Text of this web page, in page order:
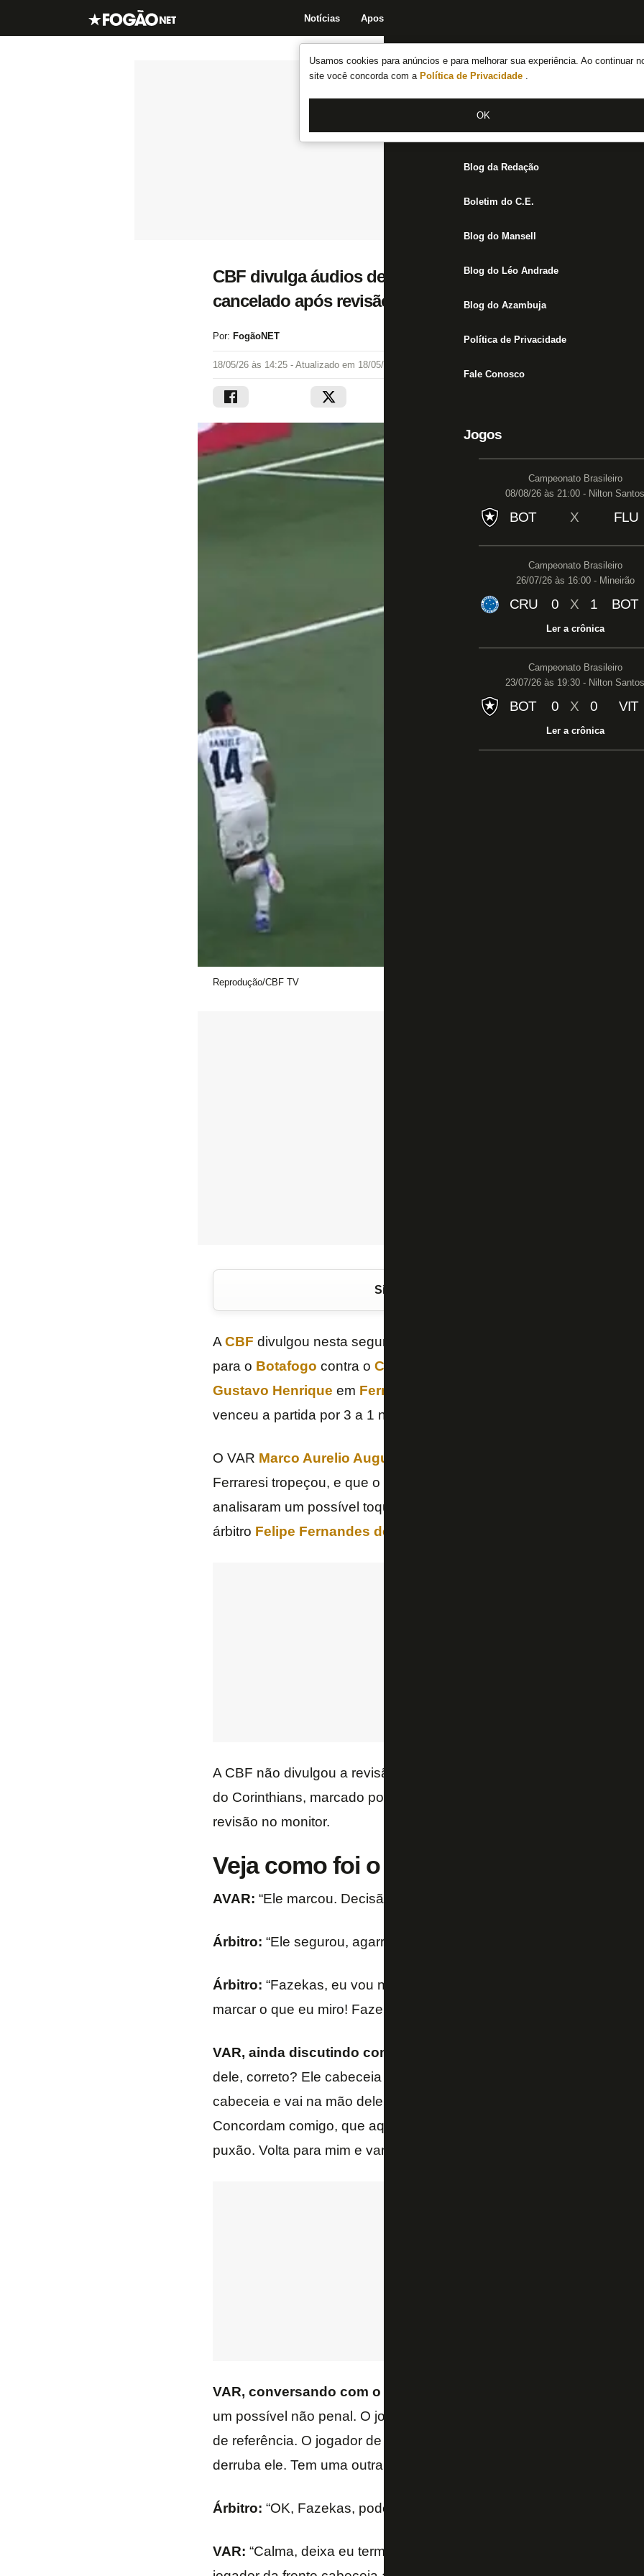
Usamos cookies para anúncios e para melhorar sua experiência. Ao continuar
site você concorda com a Política de Privacidade .
OK
Notícias Apostas
Notícias do Botafogo
Fórum
Jogos
Blog da Redação
Boletim do C.E.
Blog do Mansell
Blog do Léo Andrade
Blog do Azambuja
Política de Privacidade
Fale Conosco
Jogos
Campeonato Brasileiro
08/08/26 às 21:00 - Nilton Santos
BOT X FLU
Campeonato Brasileiro
26/07/26 às 16:00 - Mineirão
CRU 0 X 1 BOT
Ler a crônica
Campeonato Brasileiro
23/07/26 às 19:30 - Nilton Santos
BOT 0 X 0 VIT
Ler a crônica
CBF divulga áudios de pênalti para o Botafogo contra o
cancelado após revisão no VAR: ‘Braço de referência,
Por: FogãoNET
18/05/26 às 14:25 - Atualizado em 18/05/26 às 14:25
Reprodução/CBF TV
Siga o FogãoNET
ACBF divulgou nesta segunda-feira o vídeo mostrando a revisão no
para o Botafogo contra o Corinthians
Gustavo Henrique em Ferraresi
venceu a partida por 3 a 1 no Estádio Nilton Santos.
O VAR Marco Aurelio Augusto Fazekas Ferreira
Ferraresi tropeçou, e que o puxão não teve impcato. Os árbitros de
analisaram um possível toque de mão imediatamente antes, de
árbitro Felipe Fernandes de Lima
A CBF não divulgou a revisão a possível falta em Huguinho na
do Corinthians, marcado por Rodrigo Garro, já que não houve
revisão no monitor.
Veja como foi o diálogo no VAR:
AVAR: “Ele marcou. Decisão de campo: tiro penal.”
Árbitro: “Ele segurou, agarrou pelas costas!”
Árbitro: “Fazekas, eu vou narrar! O Gustavo Henrique está
marcar o que eu miro! Fazekas, me dá uma posição.”
VAR, ainda discutindo com seus auxiliares:
dele, correto? Ele cabeceia e pega na mão dele, está vendo? Aí, vê
cabeceia e vai na mão dele, ok? Muda a direção e acaba pegando
Concordam comigo, que aqui nesse lance não tem o penal, ok? E
puxão. Volta para mim e vamos varrer o APP.”
VAR, conversando com o árbitro:
um possível não penal. O jogador de branco não está puxando, ele
de referência. O jogador de preto tropeça e cai. Não é a mão do
derruba ele. Tem uma outra situação que o defensor da frente
Árbitro: “OK, Fazekas, pode me dar a imagem!”
VAR: “Calma, deixa eu terminar a narrativa para você saber o que eu